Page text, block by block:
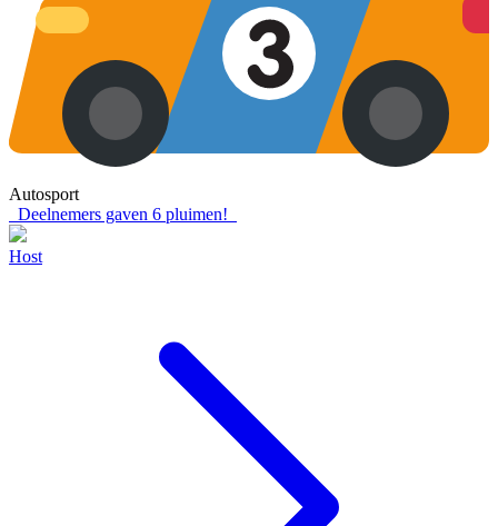
Autosport
Deelnemers gaven 6 pluimen!
Host